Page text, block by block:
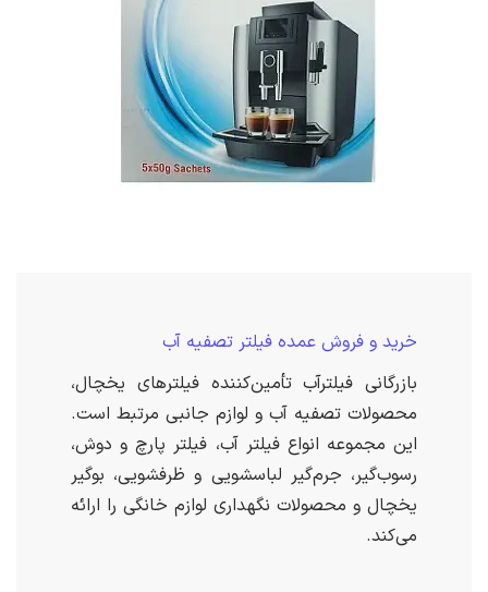
خرید و فروش عمده فیلتر تصفیه آب
بازرگانی فیلترآب تأمین‌کننده فیلترهای یخچال،
محصولات تصفیه آب و لوازم جانبی مرتبط است.
این مجموعه انواع فیلتر آب، فیلتر پارچ و دوش،
رسوب‌گیر، جرم‌گیر لباسشویی و ظرفشویی، بوگیر
یخچال و محصولات نگهداری لوازم خانگی را ارائه
می‌کند.